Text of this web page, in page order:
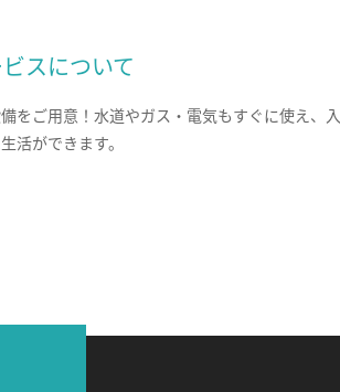
スについて
をご用意！水道やガス・電気もすぐに使え、入
活ができます。